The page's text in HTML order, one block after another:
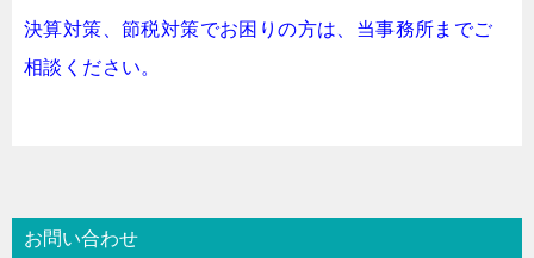
決算対策、節税対策でお困りの方は、当事務所までご
相談ください。
お問い合わせ